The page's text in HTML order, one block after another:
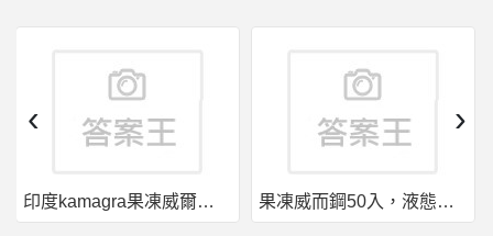
希
洽- 原子之心有超過生化奇兵無限了嗎? 原子之心有超過生化奇兵無限了嗎?
房屋交易- 超級糟糕的購屋體驗 超級糟糕的購屋體驗
英雄聯盟- 所以看到魔甘娜後選納兒的用意?
印度kamagra果凍威爾剛用於治療男性勃起功能障礙 果凍威而鋼50入，液態威，口溶速效
‹ ›